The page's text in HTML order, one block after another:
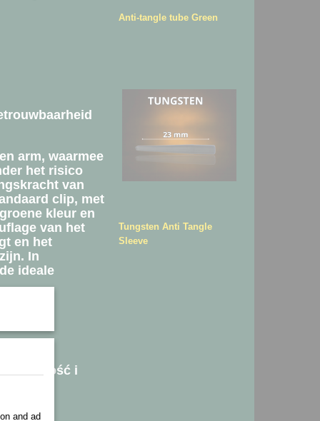
arm, waarmee
het risico
van
clip, met
kleur en
van het
en het
In
ideale
i
Anti-tangle tube Green
Tungsten Anti Tangle
Sleeve
and ad